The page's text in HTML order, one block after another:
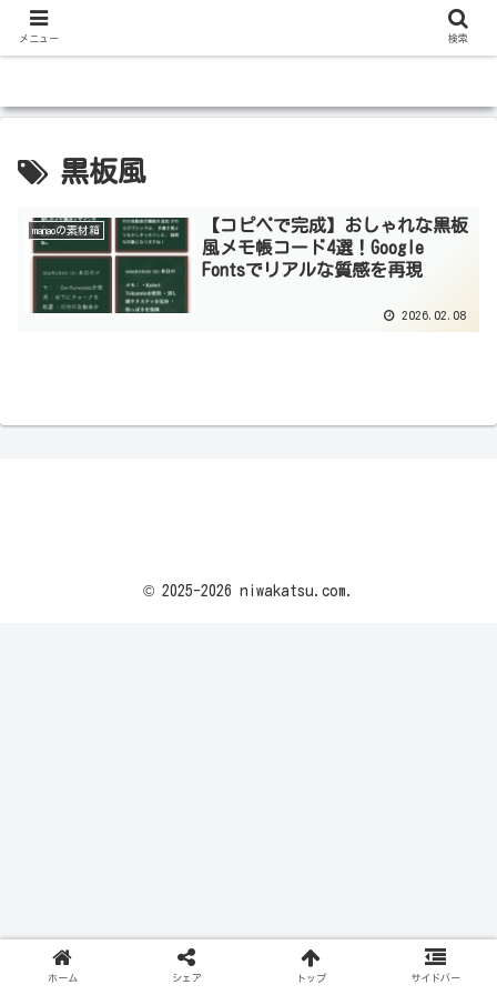
黒板風
manaoの素材箱
【コピペで完成】おしゃれな黒板
風メモ帳コード4選！Google
Fontsでリアルな質感を再現
2026.02.08
© 2025-2026 niwakatsu.com.
メニュー 検索
ホーム シェア トップ サイドバー